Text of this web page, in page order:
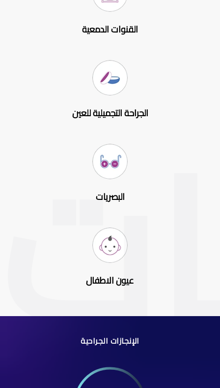
القنوات الدمعية
الجراحة التجميلية للعين
البصريات
عيون الاطفال
الإنجازات الجراحية